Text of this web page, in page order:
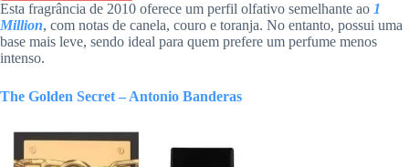
Esta fragrância de 2010 oferece um perfil olfativo semelhante ao 1
Million, com notas de canela, couro e toranja. No entanto, possui uma
base mais leve, sendo ideal para quem prefere um perfume menos
intenso.
The Golden Secret – Antonio Banderas